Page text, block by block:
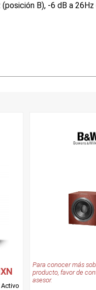
B), -6 dB a
Para conocer más
producto, favor de
asesor.